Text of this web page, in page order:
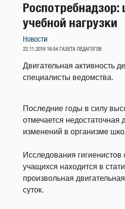
учебной нагрузки
Новости
ОПУБЛИКОВАНО
22.11.2019 16:54 ГАЗЕТА ПЕДАГОГОВ
Двигательная активность
специалисты ведомства.
Последние годы в силу
отмечается недостаточная
изменений в организме
Исследования
учащихся находится в
произвольная
суток.